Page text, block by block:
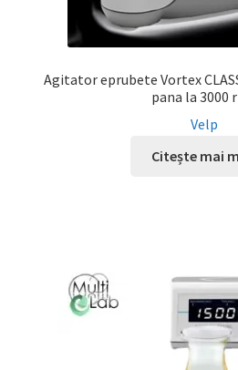
Agitator eprubete Vortex
pana la 3000
Velp
Citește mai